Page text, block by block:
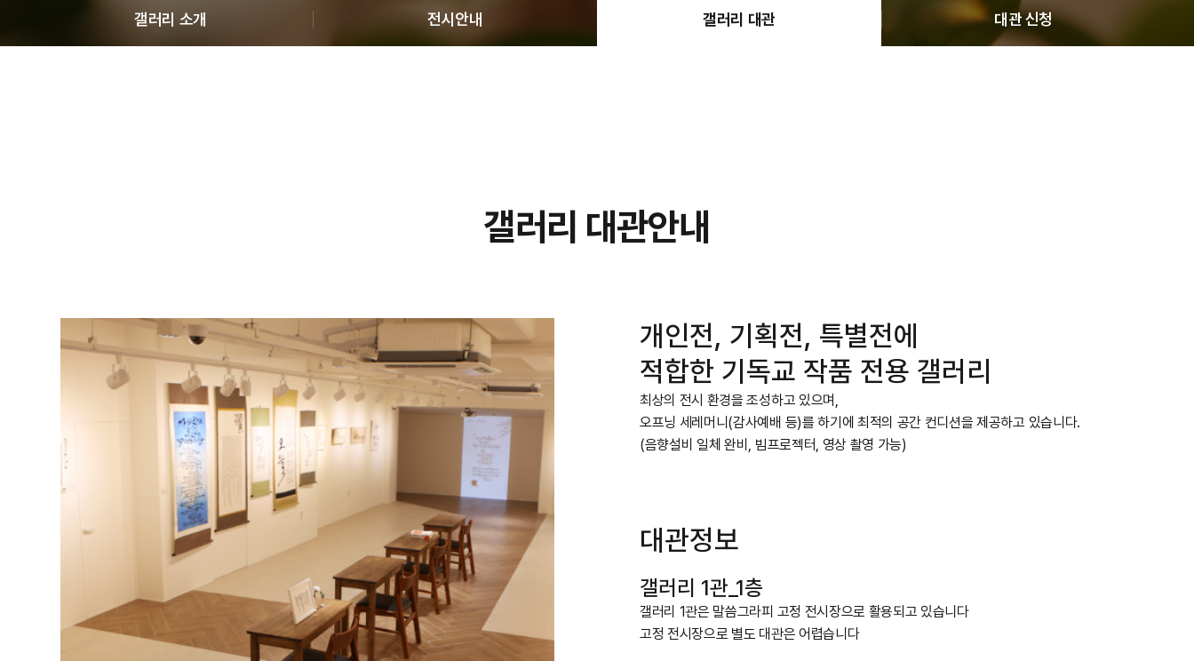
갤러리 소개 전시안내 갤러리 대관 대관 신청
갤러리 대관안내
개인전, 기획전, 특별전에
적합한 기독교 작품 전용 갤러리
최상의 전시 환경을 조성하고 있으며,
오프닝 세레머니(감사예배 등)를 하기에 최적의 공간 컨디션을 제공하고 있습니다.
(음향설비 일체 완비, 빔프로젝터, 영상 촬영 가능)
대관정보
갤러리 1관_1층
갤러리 1관은 말씀그라피 고정 전시장으로 활용되고 있습니다
고정 전시장으로 별도 대관은 어렵습니다